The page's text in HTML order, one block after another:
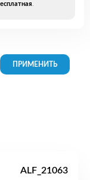
.
ALF_21063